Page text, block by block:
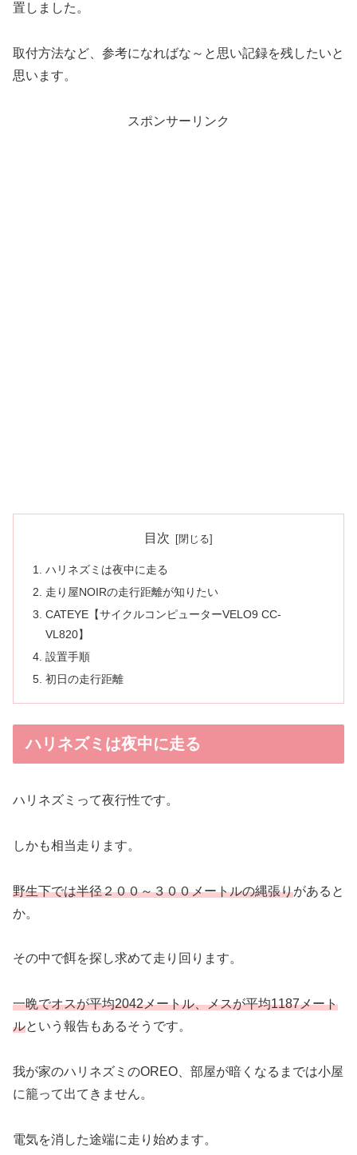
置しました。
取付方法など、参考になればな～と思い記録を残したいと
思います。
スポンサーリンク
目次
ハリネズミは夜中に走る
走り屋NOIRの走行距離が知りたい
CATEYE【サイクルコンピューターVELO9 CC-
VL820】
設置手順
初日の走行距離
ハリネズミは夜中に走る
ハリネズミって夜行性です。
しかも相当走ります。
野生下では半径２００～３００メートルの縄張りがあると
か。
その中で餌を探し求めて走り回ります。
一晩でオスが平均2042メートル、メスが平均1187メート
ルという報告もあるそうです。
我が家のハリネズミのOREO、部屋が暗くなるまでは小屋
に籠って出てきません。
電気を消した途端に走り始めます。